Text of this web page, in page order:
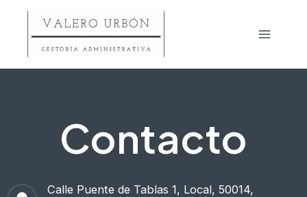
contenido
Contacto
Calle Puente de Tablas 1, Local, 50014,